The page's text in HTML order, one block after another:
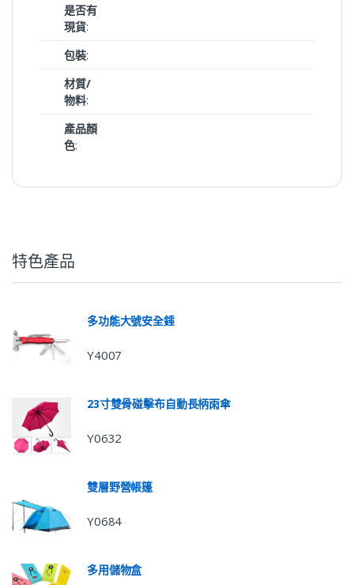
是否有
現貨:
包裝:
材質/
物料:
產品顏
色:
特色產品
多功能大號安全錘
Y4007
23寸雙骨碰擊布自動長柄雨傘
Y0632
雙層野營帳篷
Y0684
多用儲物盒